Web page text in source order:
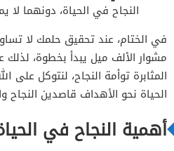
النجاح في الحياة، دونهما لا
في الختام، عند تحقيق حلمك لا
مشوار الألف ميل يبدأ بخطوة، لذلك
المثابرة توأمة النجاح، لنتوكل
الحياة نحو الأهداف قاصدين النجاح
أهمية النجاح في